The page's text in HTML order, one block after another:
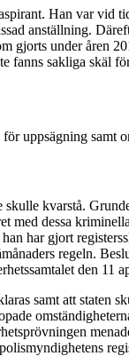
Han var vid
anställning.
gjorts under åren
fanns sakliga skäl
uppsägning samt
kvarstå.
med dessa
har gjort
regeln.
den
samt att staten